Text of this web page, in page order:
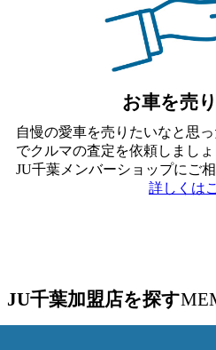
お車を売
自慢の愛車を売りたいなと思
でクルマの査定を依頼しまし
JU千葉メンバーショップにご相
詳しくは
JU千葉加盟店を探す